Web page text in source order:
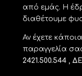
από εμάς. Η
διαθέτουμε
Αν έχετε
παραγγελία
2421.500.544 ,